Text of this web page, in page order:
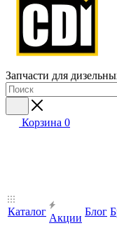
Запчасти для
Корзина 0
Каталог
Акции
Блог